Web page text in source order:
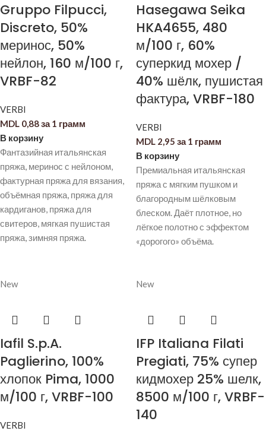
Gruppo Filpucci,
Discreto, 50%
меринос, 50%
нейлон, 160 м/100 г,
VRBF-82
VERBI
MDL 0,88за 1 грамм
В корзину
Фантазийная итальянская
пряжа, меринос с нейлоном,
фактурная пряжа для вязания,
объёмная пряжа, пряжа для
кардиганов, пряжа для
свитеров, мягкая пушистая
пряжа, зимняя пряжа.
Hasegawa Seika
HKA4655, 480
м/100 г, 60%
суперкид мохер /
40% шёлк, пушистая
фактура, VRBF-180
VERBI
MDL 2,95 за 1 грамм
В корзину
Премиальная итальянская
пряжа с мягким пушком и
благородным шёлковым
блеском. Даёт плотное, но
лёгкое полотно с эффектом
«дорогого» объёма.
New
Iafil S.p.A.
Paglierino, 100%
хлопок Pima, 1000
м/100 г, VRBF-100
VERBI
New
IFP Italiana Filati
Pregiati, 75% супер
кидмохер 25% шелк,
8500 м/100 г, VRBF-
140